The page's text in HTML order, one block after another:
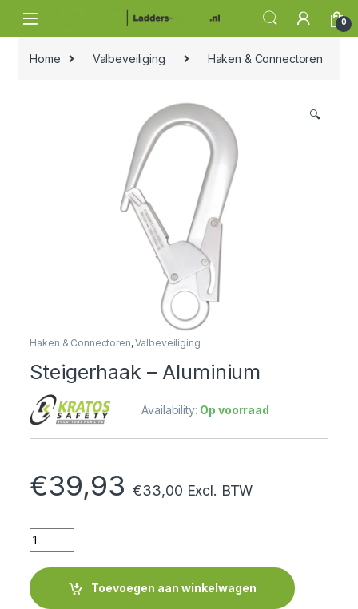
0
Home Valbeveiliging Haken & Connectoren
🔍
Haken & Connectoren,Valbeveiliging
Steigerhaak – Aluminium
Availability: Op voorraad
€39,93 €33,00 Excl. BTW
Quantity
Toevoegen aan winkelwagen